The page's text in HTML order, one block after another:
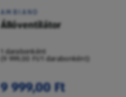
AMBIANO
Állóventilátor
1 darabonként
(9 999,00 Ft/1 darabonként)
9 999,00 Ft